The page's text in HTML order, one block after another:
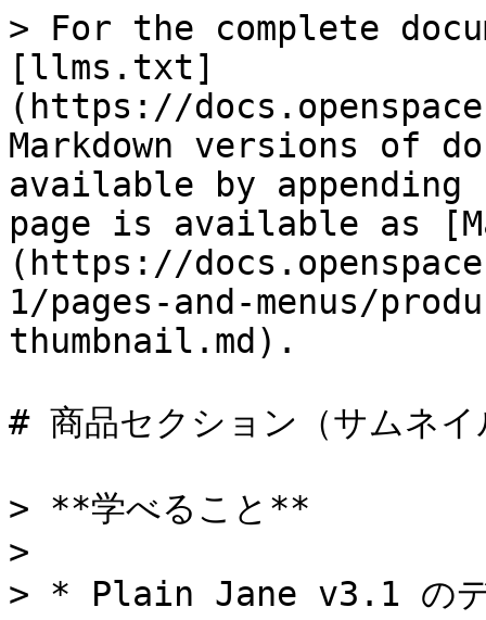
> For the complete
[llms.txt]
(https://
Markdown versions of
available by
page is available as
(https://
1/pages-and-menus/
thumbnail.md).
# 商品セクション（サムネイ
> **学べること**
>
> * Plain Jane v3.1 のデ